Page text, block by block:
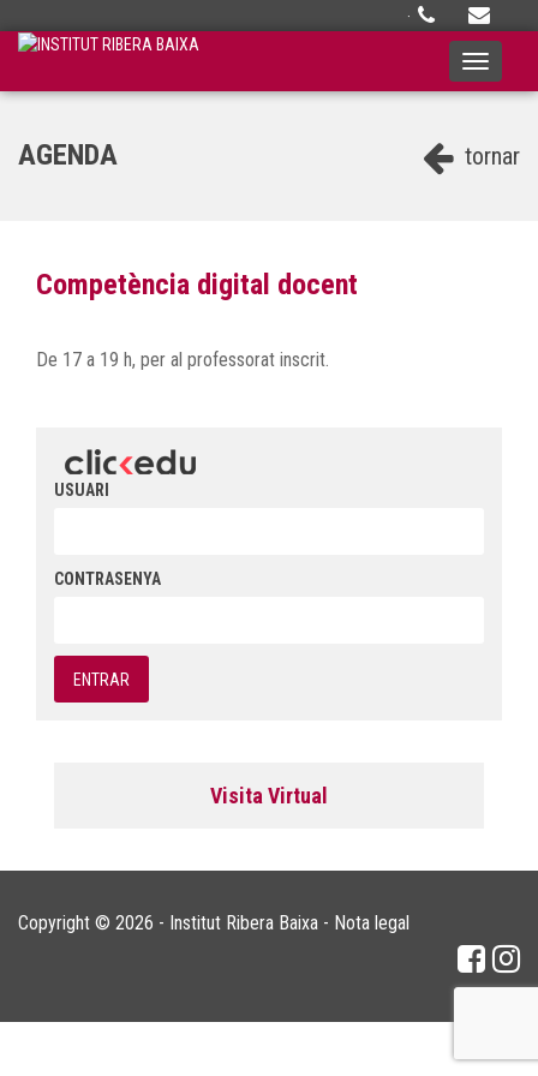
·
Toggle
tornar
AGENDA
Competència digital docent
De 17 a 19 h, per al professorat inscrit.
USUARI
CONTRASENYA
Visita Virtual
Copyright © 2026 - Institut Ribera Baixa - Nota legal